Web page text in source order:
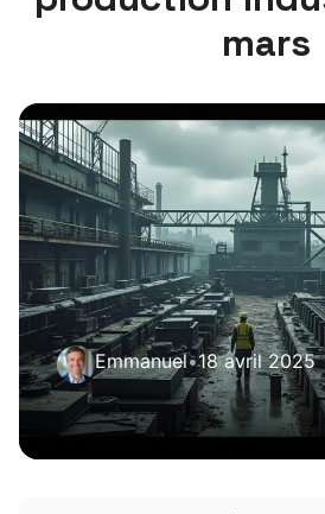
mars
Emmanuel•18 avril 2025